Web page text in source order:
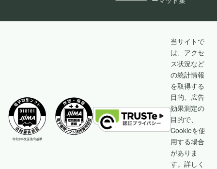
当サイトで
は、アクセ
ス状況など
の統計情報
を取得する
目的、広告
効果測定の
目的で、
Cookieを使
用する場合
がありま
す。詳しく